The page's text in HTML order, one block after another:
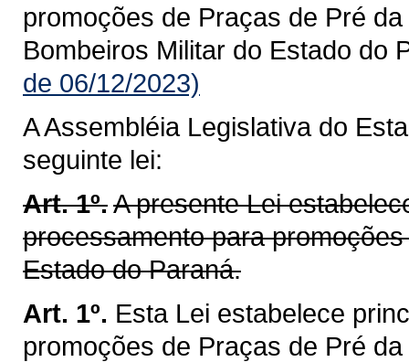
promoções de Praças de Pré
Bombeiros Militar do Estado do
de 06/12/2023)
A Assembléia Legislativa do
seguinte lei:
Art. 1º.A presente Lei
processamento para
Estado do Paraná.
Art. 1º. Esta Lei estabelece
promoções de Praças de Pré